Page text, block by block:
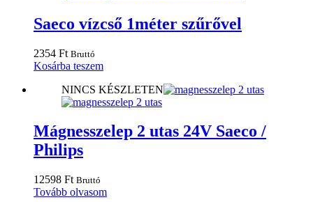
Saeco vízcső 1méter szűrővel
2354 Ft Bruttó
Kosárba teszem
NINCS KÉSZLETEN
Mágnesszelep 2 utas 24V Saeco /
Philips
12598 Ft Bruttó
Tovább olvasom